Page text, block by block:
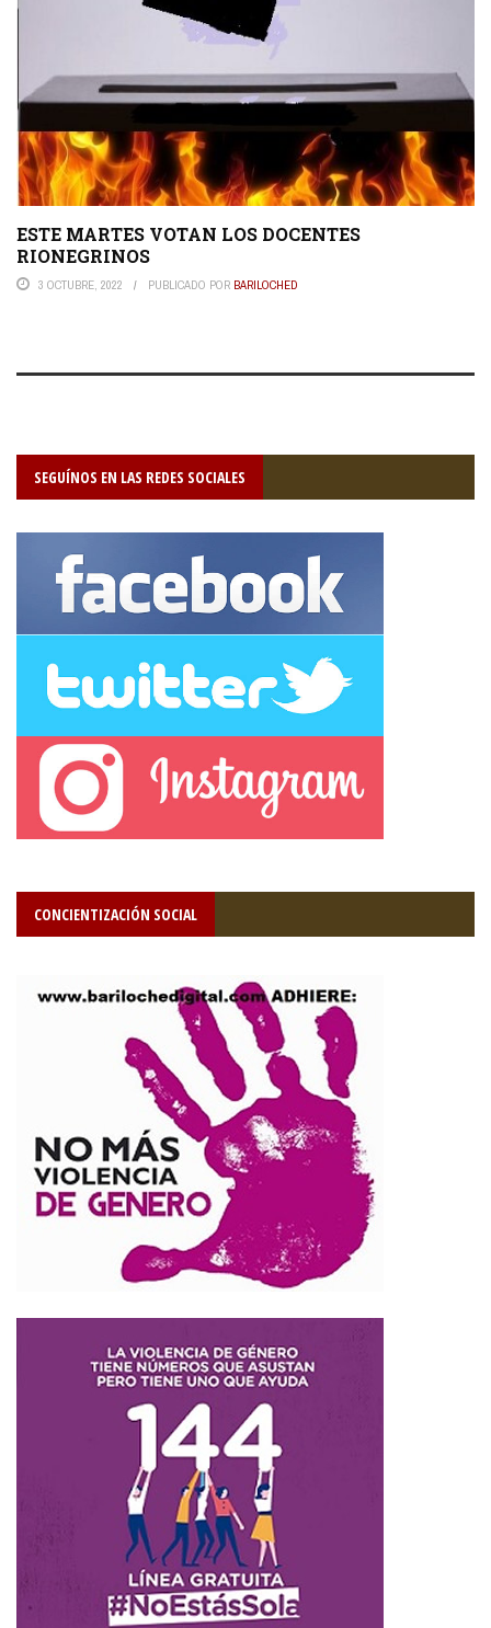
ESTE MARTES VOTAN LOS DOCENTES
RIONEGRINOS
3 OCTUBRE, 2022 PUBLICADO POR BARILOCHED
SEGUÍNOS EN LAS REDES SOCIALES
CONCIENTIZACIÓN SOCIAL